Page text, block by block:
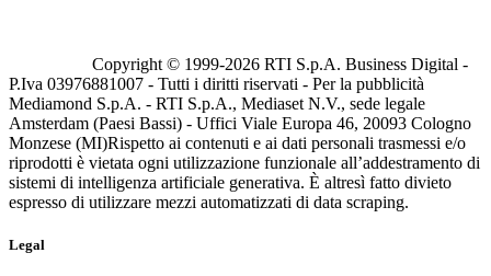
Copyright © 1999-2026 RTI S.p.A. Business Digital -
P.Iva 03976881007 - Tutti i diritti riservati - Per la pubblicità
Mediamond S.p.A. - RTI S.p.A., Mediaset N.V., sede legale
Amsterdam (Paesi Bassi) - Uffici Viale Europa 46, 20093 Cologno
Monzese (MI)Rispetto ai contenuti e ai dati personali trasmessi e/o
riprodotti è vietata ogni utilizzazione funzionale all’addestramento di
sistemi di intelligenza artificiale generativa. È altresì fatto divieto
espresso di utilizzare mezzi automatizzati di data scraping.
Legal